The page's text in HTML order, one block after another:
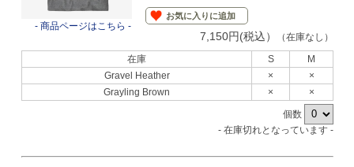
- 商品ページはこちら -
お気に入りに追加
7,150円(税込）
（在庫なし）
在庫
S
M
Gravel Heather
×
×
Grayling Brown
×
×
個数
- 在庫切れとなっています -